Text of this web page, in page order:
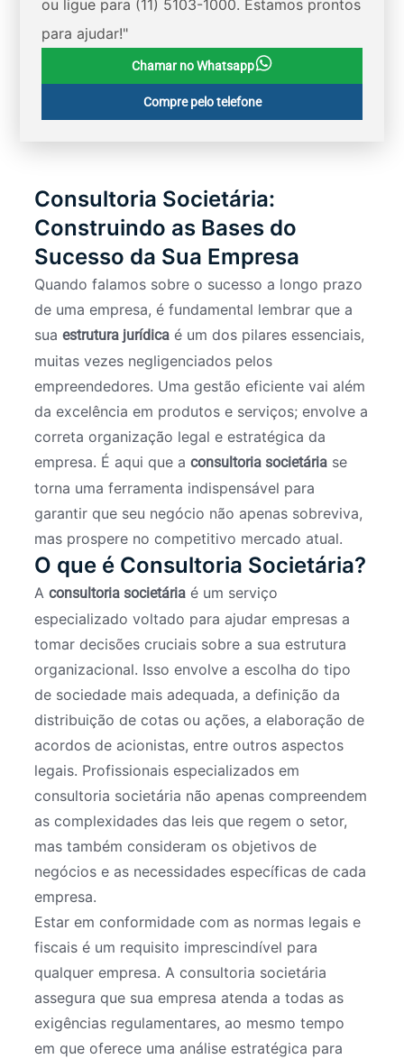
ou ligue para (11) 5103-1000. Estamos prontos
para ajudar!"
Chamar no Whatsapp
Compre pelo telefone
Consultoria Societária:
Construindo as Bases do
Sucesso da Sua Empresa
Quando falamos sobre o sucesso a longo prazo
de uma empresa, é fundamental lembrar que a
suaestrutura jurídica é um dos pilares essenciais,
muitas vezes negligenciados pelos
empreendedores. Uma gestão eficiente vai além
da excelência em produtos e serviços; envolve a
correta organização legal e estratégica da
empresa. É aqui que aconsultoria societária se
torna uma ferramenta indispensável para
garantir que seu negócio não apenas sobreviva,
mas prospere no competitivo mercado atual.
O que é Consultoria Societária?
Aconsultoria societária é um serviço
especializado voltado para ajudar empresas a
tomar decisões cruciais sobre a sua estrutura
organizacional. Isso envolve a escolha do tipo
de sociedade mais adequada, a definição da
distribuição de cotas ou ações, a elaboração de
acordos de acionistas, entre outros aspectos
legais. Profissionais especializados em
consultoria societária não apenas compreendem
as complexidades das leis que regem o setor,
mas também consideram os objetivos de
negócios e as necessidades específicas de cada
empresa.
Estar em conformidade com as normas legais e
fiscais é um requisito imprescindível para
qualquer empresa. A consultoria societária
assegura que sua empresa atenda a todas as
exigências regulamentares, ao mesmo tempo
em que oferece uma análise estratégica para